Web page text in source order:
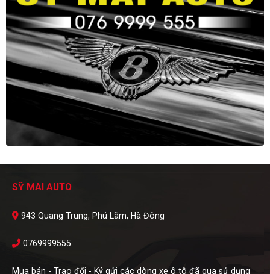
SỸ MAI AUTO
943 Quang Trung, Phú Lãm, Hà Đông
0769999555
Mua bán - Trao đổi - Ký gửi các dòng xe ô tô đã qua sử dụng